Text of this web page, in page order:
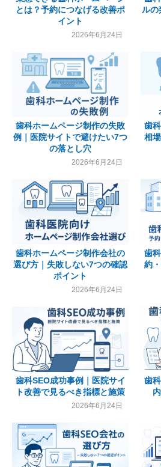
とは？予約につなげる改善ポ
イント
2026年6月24日
ルの
歯科ホームページ制作の失敗
例｜医院サイトで避けたい7つ
の落とし穴
2026年6月24日
歯
相
歯科ホームページ制作会社の
選び方｜失敗しない7つの確認
ポイント
2026年6月24日
歯
約
歯科SEO成功事例｜医院サイ
ト改善で見るべき指標と施策
2026年6月24日
歯